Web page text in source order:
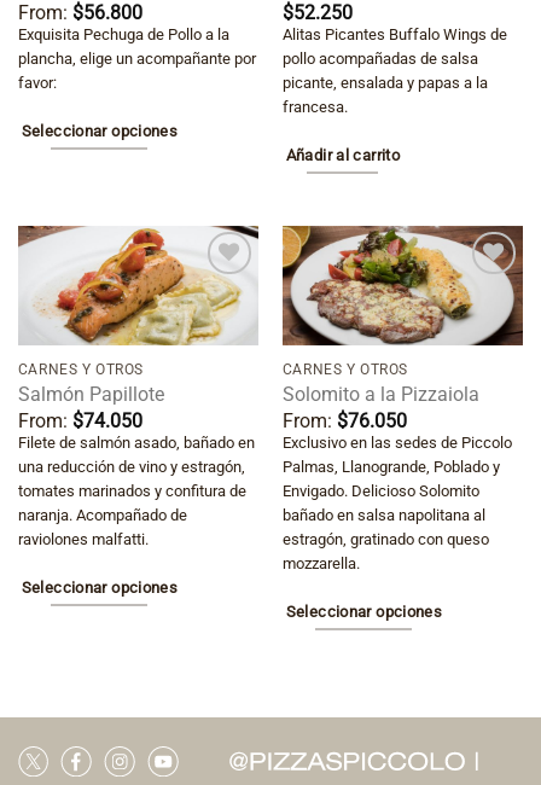
From: $56.800
Exquisita Pechuga de Pollo a la
plancha, elige un acompañante por
favor:
Seleccionar opciones
tiene
variantes.
Las
opciones
se
pueden
elegir
en
la
página
producto
$52.250
Alitas Picantes Buffalo Wings de
pollo acompañadas de salsa
picante, ensalada y papas a la
francesa.
Añadir al carrito
Añadir
a la
lista de
CARNES Y OTROS
Salmón Papillote
From: $74.050
Filete de salmón asado, bañado en
una reducción de vino y estragón,
tomates marinados y confitura de
naranja. Acompañado de
raviolones malfatti.
Seleccionar opciones
variantes.
Las
Añadir
lista de
CARNES Y OTROS
Solomito a la Pizzaiola
From: $76.050
Exclusivo en las sedes de Piccolo
Palmas, Llanogrande, Poblado y
Envigado. Delicioso Solomito
bañado en salsa napolitana al
estragón, gratinado con queso
mozzarella.
Seleccionar opciones
variantes.